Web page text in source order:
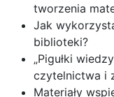
tworzenia
Jak
biblioteki?
„Pigułki
czytelnictwa i
Materiały